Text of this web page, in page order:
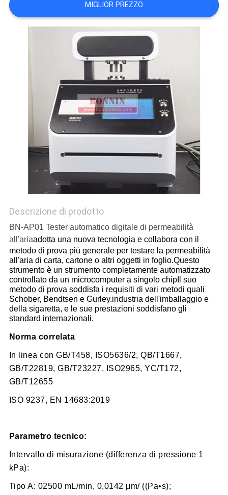
MAPPA
PRIVACY
POLICY
MIGLIOR PREZZO
Descrizione di prodotto
BN-AP01 Tester automatico digitale di permeabilità
all'ariaadotta una nuova tecnologia e collabora con il
metodo di prova più generale per testare la permeabilità
all'aria di carta, cartone o altri oggetti in foglio.Questo
strumento è un strumento completamente automatizzato
controllato da un microcomputer a singolo chipIl suo
metodo di prova soddisfa i requisiti di vari metodi quali
Schober, Bendtsen e Gurley.industria dell'imballaggio e
della sigaretta, e le sue prestazioni soddisfano gli
standard internazionali.
Norma correlata
In linea con GB/T458, ISO5636/2, QB/T1667,
GB/T22819, GB/T23227, ISO2965, YC/T172,
GB/T12655
ISO 9237, EN 14683:2019
Parametro tecnico:
Intervallo di misurazione (differenza di pressione 1
kPa):
Tipo A: 02500 mL/min, 0,0142 μm/ ((Pa•s);